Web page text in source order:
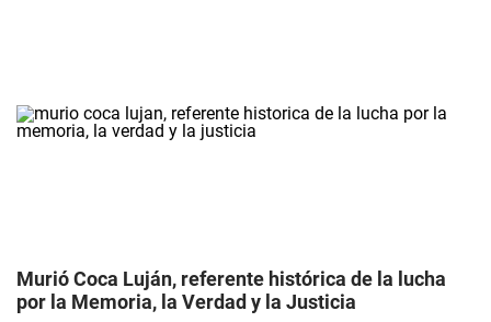
Murió Coca Luján, referente histórica de la lucha
por la Memoria, la Verdad y la Justicia